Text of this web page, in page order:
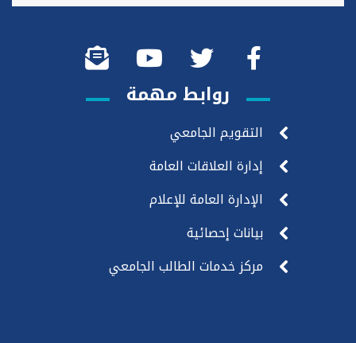
روابط مهمة
التقويم الجامعي
إدارة العلاقات العامة
الإدارة العامة للإعلام
بيانات إحصائية
مركز خدمات الطالب الجامعي